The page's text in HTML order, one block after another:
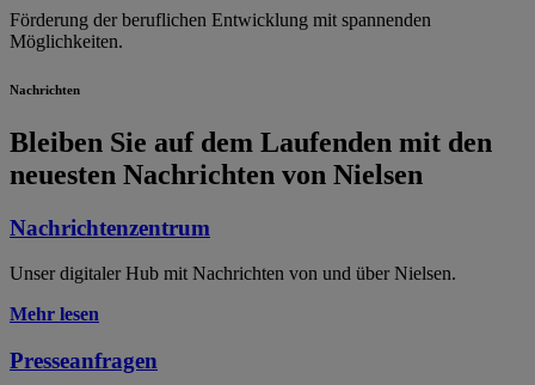
Förderung der beruflichen Entwicklung mit spannenden
Möglichkeiten.
Nachrichten
Bleiben Sie auf dem Laufenden mit den
neuesten Nachrichten von Nielsen
Nachrichtenzentrum
Unser digitaler Hub mit Nachrichten von und über Nielsen.
Mehr lesen
Presseanfragen